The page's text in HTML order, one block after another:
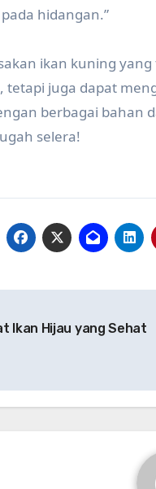
hidangan.”
ikan kuning
tetapi juga dapat
berbagai bahan
selera!
Ikan Hijau yang Sehat